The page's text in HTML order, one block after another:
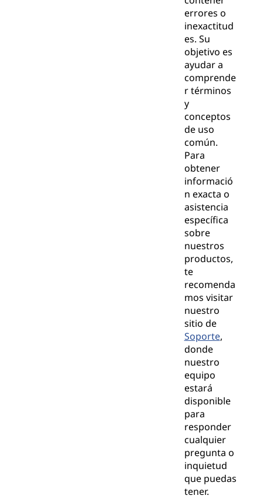
errores o
inexactitud
es. Su
objetivo es
ayudar a
comprende
r términos
y
conceptos
de uso
común.
Para
obtener
informació
n exacta o
asistencia
específica
sobre
nuestros
productos,
te
recomenda
mos visitar
nuestro
sitio de
Soporte,
donde
nuestro
equipo
estará
disponible
para
responder
cualquier
pregunta o
inquietud
que puedas
tener.